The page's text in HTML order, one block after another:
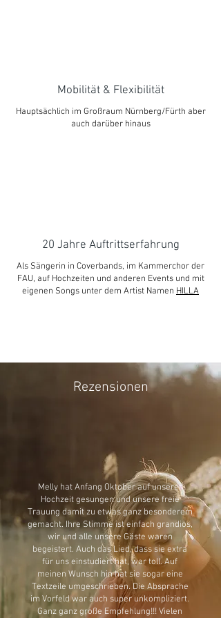
Mobilität & Flexibilität
Hauptsächlich im Großraum Nürnberg/Fürth aber
auch darüber hinaus
20 Jahre Auftrittserfahrung
Als Sängerin in Coverbands, im Kammerchor der
FAU, auf Hochzeiten und anderen Events und mit
eigenen Songs unter dem Artist Namen HILLA
Rezensionen
Melly hat Anfang Oktober auf unserer
Hochzeit gesungen und unsere freie
Trauung damit zu etwas ganz besonderem
gemacht. Ihre Stimme ist einfach grandios,
wir und alle unsere Gäste waren
begeistert. Auch das Lied, dass sie extra
für uns einstudiert hat, war toll. Auf
meinen Wunsch hin hat sie sogar eine
Textzeile umgeschrieben. Die Absprache
im Vorfeld war auch super unkompliziert.
Ganz ganz große Empfehlung!!! Vielen